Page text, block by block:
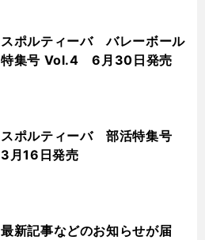
スポルティーバ バレーボール
特集号 Vol.4 6月30日発売
スポルティーバ 部活特集号
3月16日発売
最新記事などのお知らせが届